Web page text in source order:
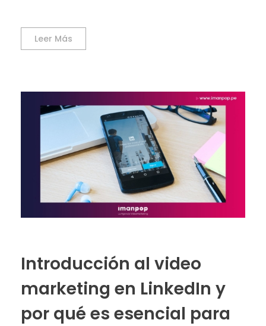
Leer Más
Introducción al video
marketing en LinkedIn y
por qué es esencial para